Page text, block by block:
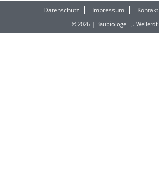
Datenschutz Impressum Kontakt
© 2026 | Baubiologe - J. Wellerdt